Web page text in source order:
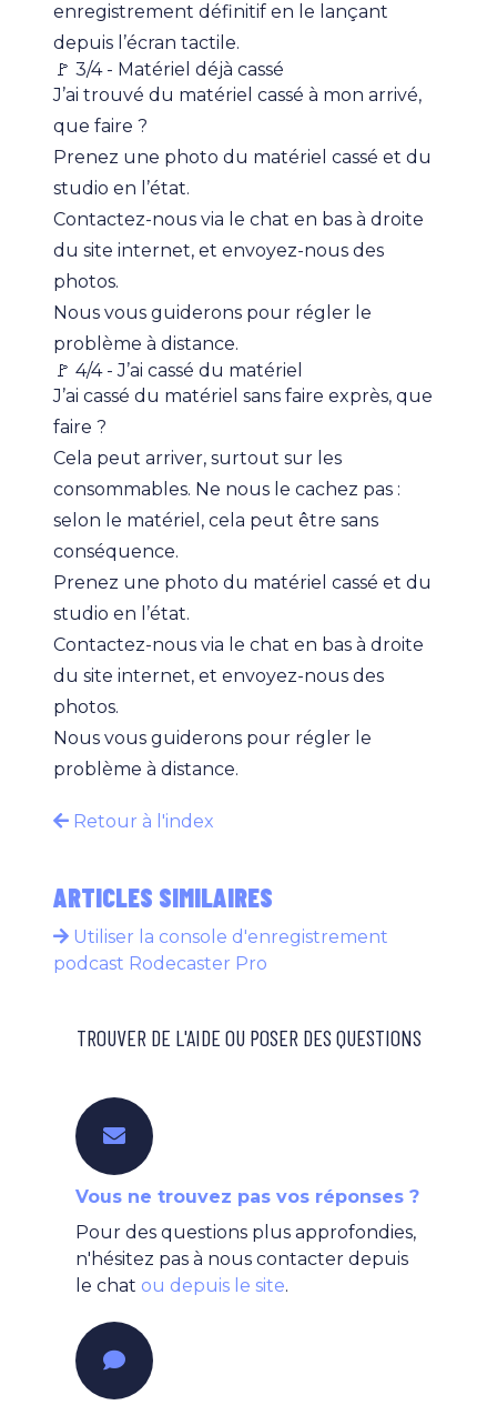
enregistrement définitif en le lançant
depuis l’écran tactile.
🚩 3/4 - Matériel déjà cassé
J’ai trouvé du matériel cassé à mon arrivé,
que faire ?
Prenez une photo du matériel cassé et du
studio en l’état.
Contactez-nous via le chat en bas à droite
du site internet, et envoyez-nous des
photos.
Nous vous guiderons pour régler le
problème à distance.
🚩 4/4 - J’ai cassé du matériel
J’ai cassé du matériel sans faire exprès, que
faire ?
Cela peut arriver, surtout sur les
consommables. Ne nous le cachez pas :
selon le matériel, cela peut être sans
conséquence.
Prenez une photo du matériel cassé et du
studio en l’état.
Contactez-nous via le chat en bas à droite
du site internet, et envoyez-nous des
photos.
Nous vous guiderons pour régler le
problème à distance.
Retour à l'index
ARTICLES SIMILAIRES
Utiliser la console d'enregistrement
podcast Rodecaster Pro
TROUVER DE L'AIDE OU POSER DES QUESTIONS
Vous ne trouvez pas vos réponses ?
Pour des questions plus approfondies,
n'hésitez pas à nous contacter depuis
le chat ou depuis le site.